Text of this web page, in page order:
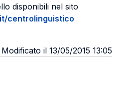
disponibili nel sito
centrolinguistico
Modificato il 13/05/2015 13:05